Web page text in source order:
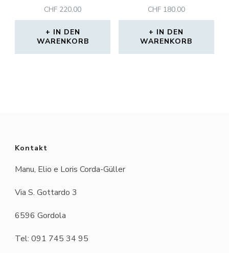
CHF 220.00
IN DEN
WARENKORB
CHF180.00
IN DEN
WARENKORB
Kontakt
Manu, Elio e Loris Corda-Güller
Via S. Gottardo 3
6596 Gordola
Tel: 091 745 34 95